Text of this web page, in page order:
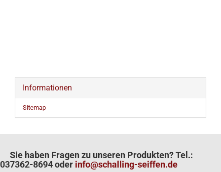
Informationen
Sitemap
Sie haben Fragen zu unseren Produkten? Tel.:
037362-8694 oder info@schalling-seiffen.de